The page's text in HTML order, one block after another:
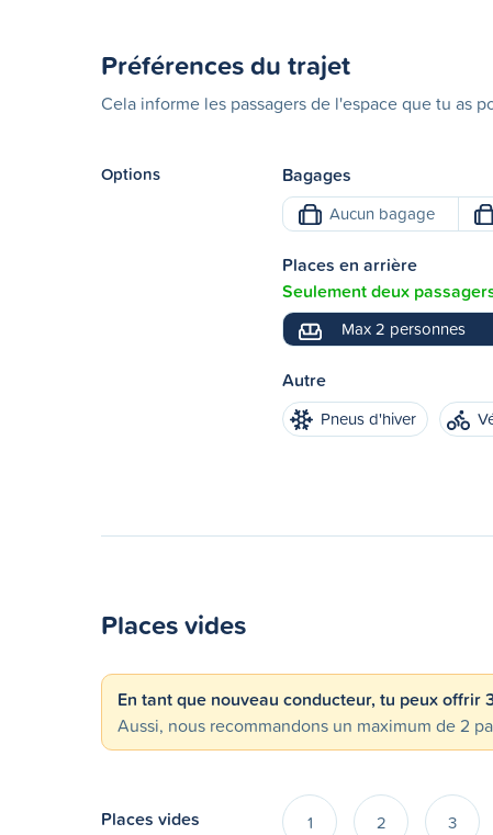
Préférences du trajet
Cela informe les passagers de l'espace que tu as
Options Bagages
Aucun bagage
Places en arrière
Seulement deux
Max 2 personnes
Autre
Pneus d'hiver
Places vides
En tant que nouveau conducteur, tu peux offrir
Aussi, nous recommandons un maximum de 2
Places vides 1 2 3